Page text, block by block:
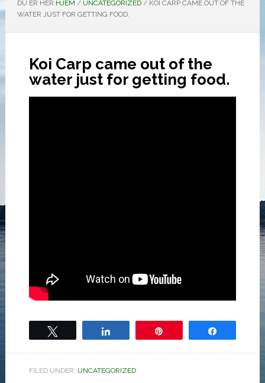
DU ER HER:HJEM / UNCATEGORIZED /KOI CARP CAME OUT OF THE
WATER JUST FOR GETTING FOOD.
Koi Carp came out of the
water just for getting food.
FILED UNDER: UNCATEGORIZED